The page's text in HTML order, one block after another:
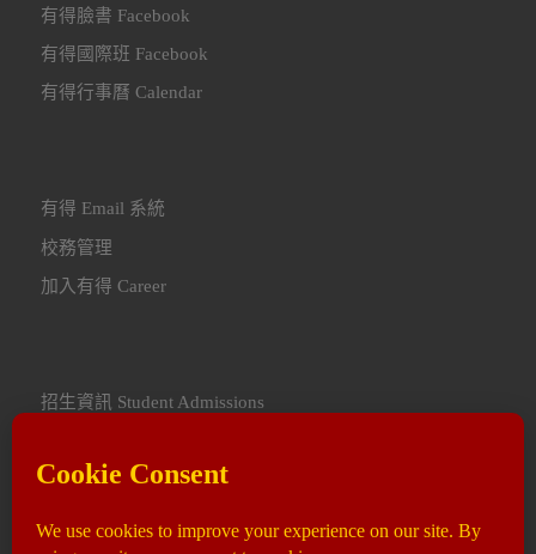
有得臉書 Facebook
有得國際班 Facebook
有得行事曆 Calendar
有得 Email 系統
校務管理
加入有得 Career
招生資訊 Student Admissions